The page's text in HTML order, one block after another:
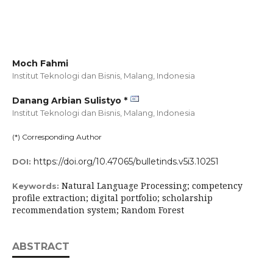
Moch Fahmi
Institut Teknologi dan Bisnis, Malang, Indonesia
Danang Arbian Sulistyo *
Institut Teknologi dan Bisnis, Malang, Indonesia
(*) Corresponding Author
DOI: https://doi.org/10.47065/bulletinds.v5i3.10251
Keywords: Natural Language Processing; competency
profile extraction; digital portfolio; scholarship
recommendation system; Random Forest
ABSTRACT